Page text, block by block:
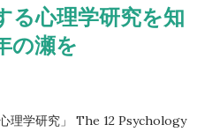
る心理学研究を知
の瀬を
理学研究」 The 12 Psychology